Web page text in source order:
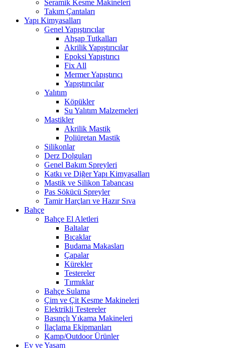
Seramik Kesme Makineleri
Takım Çantaları
Yapı Kimyasalları
Genel Yapıştırıcılar
Ahşap Tutkalları
Akrilik Yapıştırıcılar
Epoksi Yapıştırıcı
Fix All
Mermer Yapıştırıcı
Yapıştırıcılar
Yalıtım
Köpükler
Su Yalıtım Malzemeleri
Mastikler
Akrilik Mastik
Poliüretan Mastik
Silikonlar
Derz Dolguları
Genel Bakım Spreyleri
Katkı ve Diğer Yapı Kimyasalları
Mastik ve Silikon Tabancası
Pas Sökücü Spreyler
Tamir Harçları ve Hazır Sıva
Bahçe
Bahçe El Aletleri
Baltalar
Bıçaklar
Budama Makasları
Çapalar
Kürekler
Testereler
Tırmıklar
Bahçe Sulama
Çim ve Çit Kesme Makineleri
Elektrikli Testereler
Basınçlı Yıkama Makineleri
İlaçlama Ekipmanları
Kamp/Outdoor Ürünler
Ev ve Yaşam